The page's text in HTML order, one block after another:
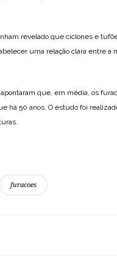
revelado que ciclones e
uma relação clara entre
que, em média, os
há 50 anos. O estudo foi
furacoes